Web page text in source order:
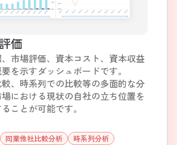
価
市場評価、資本コスト、資本収益
を示すダッシュボードです。
、時系列での比較等の多面的な分
における現状の自社の立ち位置を
ことが可能です。
同業他社比較分析
時系列分析